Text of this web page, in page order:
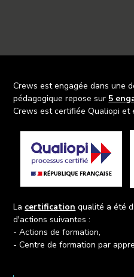
Crews est engagée dans une
pédagogique repose sur 5
Crews est certifiée Qualiopi et
La certification qualité a été
d'actions suivantes :
- Actions de formation,
- Centre de formation par